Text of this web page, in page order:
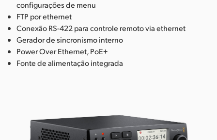
configurações de menu
FTP por ethernet
Conexão RS-422 para controle remoto via ethernet
Gerador de sincronismo interno
Power Over Ethernet, PoE+
Fonte de alimentação integrada